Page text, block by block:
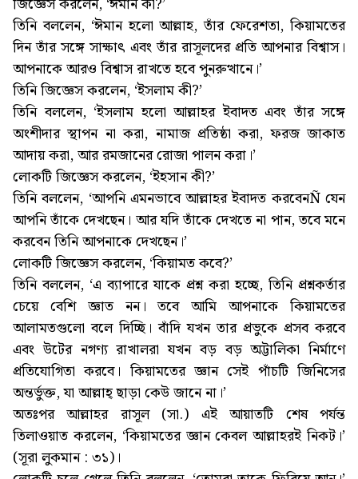
জিজ্ঞেস করলেন, ‘ঈমান কী?’
তিনি বললেন, ‘ঈমান হলো আল্লাহ, তাঁর ফেরেশতা, কিয়ামতের
দিন তাঁর সঙ্গে সাক্ষাৎ এবং তাঁর রাসূলদের প্রতি আপনার বিশ্বাস।
আপনাকে আরও বিশ্বাস রাখতে হবে পুনরুত্থানে।’
তিনি জিজ্ঞেস করলেন, ‘ইসলাম কী?’
তিনি বললেন, ‘ইসলাম হলো আল্লাহর ইবাদত এবং তাঁর সঙ্গে
অংশীদার স্থাপন না করা, নামাজ প্রতিষ্ঠা করা, ফরজ জাকাত
আদায় করা, আর রমজানের রোজা পালন করা।’
লোকটি জিজ্ঞেস করলেন, ‘ইহসান কী?’
তিনি বললেন, ‘আপনি এমনভাবে আল্লাহর ইবাদত করবেনÑ যেন
আপনি তাঁকে দেখছেন। আর যদি তাঁকে দেখতে না পান, তবে মনে
করবেন তিনি আপনাকে দেখছেন।’
লোকটি জিজ্ঞেস করলেন, ‘কিয়ামত কবে?’
তিনি বললেন, ‘এ ব্যাপারে যাকে প্রশ্ন করা হচ্ছে, তিনি প্রশ্নকর্তার
চেয়ে বেশি জ্ঞাত নন। তবে আমি আপনাকে কিয়ামতের
আলামতগুলো বলে দিচ্ছি। বাঁদি যখন তার প্রভুকে প্রসব করবে
এবং উটের নগণ্য রাখালরা যখন বড় বড় অট্টালিকা নির্মাণে
প্রতিযোগিতা করবে। কিয়ামতের জ্ঞান সেই পাঁচটি জিনিসের
অন্তর্ভুক্ত, যা আল্লাহ্ ছাড়া কেউ জানে না।’
অতঃপর আল্লাহর রাসূল (সা.) এই আয়াতটি শেষ পর্যন্ত
তিলাওয়াত করলেন, ‘কিয়ামতের জ্ঞান কেবল আল্লাহরই নিকট।’
(সূরা লুকমান : ৩১)।